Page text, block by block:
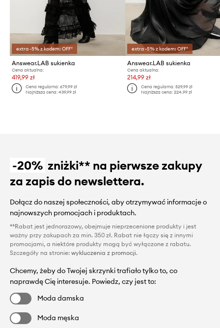
extra -5% z kodem: OFF*
Answear.LAB sukienka
Cena aktualna:
419,99 zł
Cena regularna:679,99 zł
Najniższa cena:439,99 zł
extra -5% z kodem: OFF*
Answear.LAB sukienka
Cena aktualna:
214,99 zł
Cena regularna: 529,99 zł
Najniższa cena: 224,99 zł
-20% zniżki** na pierwsze zakupy
za zapis do newslettera.
Dołącz do naszej społeczności, aby otrzymywać informacje o
najnowszych promocjach i produktach.
**Rabat jest jednorazowy, obejmuje nieprzecenione produkty i jest
ważny przy zakupach za min. 350 zł. Rabat nie łączy się z innymi
promocjami, a niektóre produkty mogą być wyłączone z rabatu.
Szczegóły na stronie: wykluczenia z promocji.
Chcemy, żeby do Twojej skrzynki trafiało tylko to, co
naprawdę Cię interesuje. Powiedz, czy jest to:
Moda damska
Moda męska